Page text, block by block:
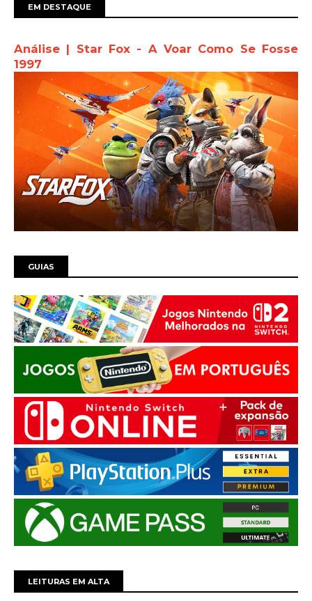
EM DESTAQUE
Análise | Star Fox - A Voar Como Se Fosse
1997
GUIAS
LEITURAS EM ALTA